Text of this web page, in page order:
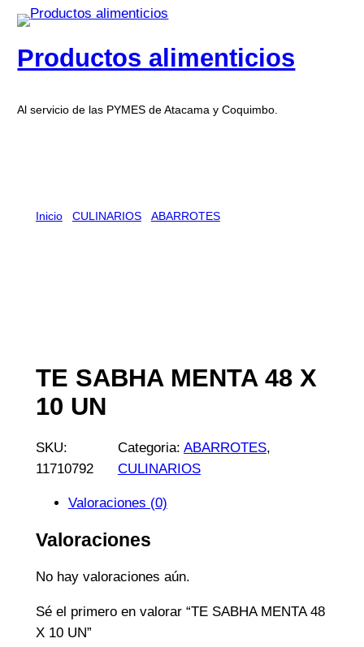
Productos alimenticios
Al servicio de las PYMES de Atacama y Coquimbo.
Inicio/ CULINARIOS/ ABARROTES/ TE SABHA MENTA
TE SABHA MENTA 48 X
10 UN
SKU:
11710792
Categoria: ABARROTES
CULINARIOS
Valoraciones (0)
Valoraciones
No hay valoraciones aún.
Sé el primero en valorar “TE SABHA MENTA 48
X 10 UN”